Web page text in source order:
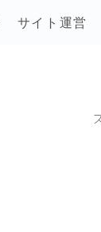
サイト運営